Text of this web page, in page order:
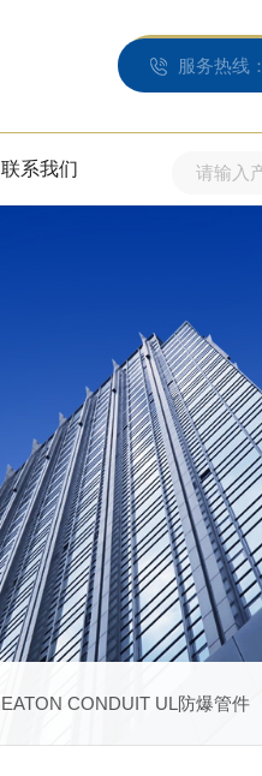
服务热线：
联系我们
EATON CONDUIT UL防爆管件